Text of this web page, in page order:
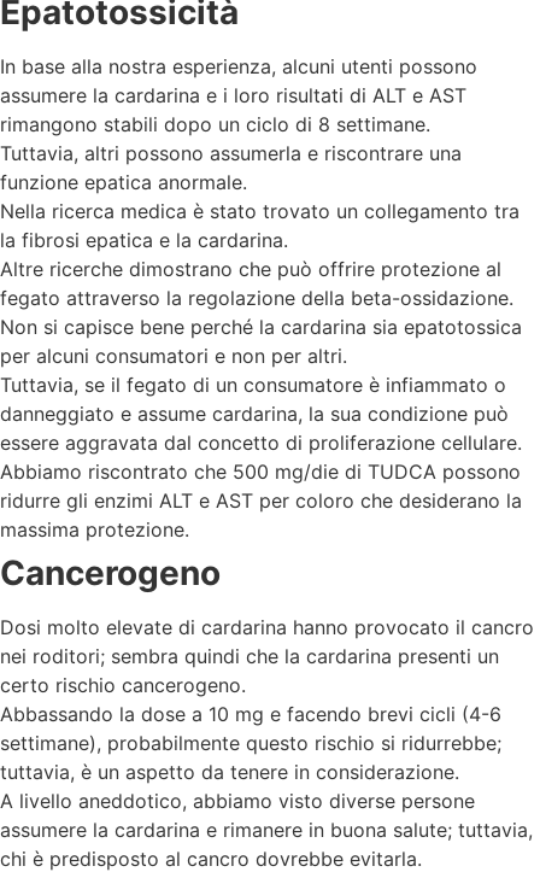
Epatotossicità
In base alla nostra esperienza, alcuni utenti possono
assumere la cardarina e i loro risultati di ALT e AST
rimangono stabili dopo un ciclo di 8 settimane.
Tuttavia, altri possono assumerla e riscontrare una
funzione epatica anormale.
Nella ricerca medica è stato trovato un collegamento tra
la fibrosi epatica e la cardarina.
Altre ricerche dimostrano che può offrire protezione al
fegato attraverso la regolazione della beta-ossidazione.
Non si capisce bene perché la cardarina sia epatotossica
per alcuni consumatori e non per altri.
Tuttavia, se il fegato di un consumatore è infiammato o
danneggiato e assume cardarina, la sua condizione può
essere aggravata dal concetto di proliferazione cellulare.
Abbiamo riscontrato che 500 mg/die di TUDCA possono
ridurre gli enzimi ALT e AST per coloro che desiderano la
massima protezione.
Cancerogeno
Dosi molto elevate di cardarina hanno provocato il cancro
nei roditori; sembra quindi che la cardarina presenti un
certo rischio cancerogeno.
Abbassando la dose a 10 mg e facendo brevi cicli (4-6
settimane), probabilmente questo rischio si ridurrebbe;
tuttavia, è un aspetto da tenere in considerazione.
A livello aneddotico, abbiamo visto diverse persone
assumere la cardarina e rimanere in buona salute; tuttavia,
chi è predisposto al cancro dovrebbe evitarla.